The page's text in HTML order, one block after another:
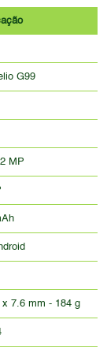
G99
MP
7.6 mm - 184 g